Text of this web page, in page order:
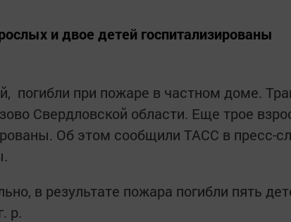
и двое детей госпитализированы
погибли при пожаре в частном доме.
Свердловской области. Еще трое
Об этом сообщили ТАСС в пресс-
в результате пожара погибли пять
р.